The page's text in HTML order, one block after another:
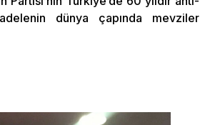
dünya çapında mevziler